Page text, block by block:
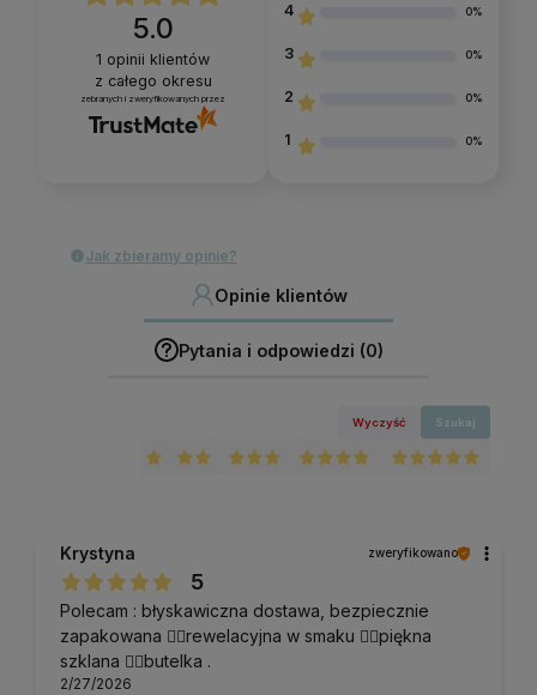
5.0
1 opinii klientów
z całego okresu
zebranych i zweryfikowanych przez
4 0%
3 0%
2 0%
1 0%
Jak zbieramy opinie?
Opinie klientów
Pytania i odpowiedzi (0)
Wyczyść Szukaj
Krystyna zweryfikowano
5
Polecam : błyskawiczna dostawa, bezpiecznie
zapakowana 👍🏻rewelacyjna w smaku 👍🏻piękna
szklana 👍🏻butelka .
2/27/2026